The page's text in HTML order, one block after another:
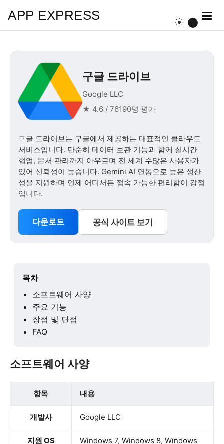
APP EXPRESS
구글 드라이브
Google LLC
★ 4.6 / 76190명 평가
구글 드라이브는 구글에서 제공하는 대표적인 클라우드
서비스입니다. 단순히 데이터 보관 기능과 함께 실시간
협업, 문서 관리까지 아우르며 전 세계 수많은 사용자가
있어 신뢰성이 높습니다. Gemini AI 연동으로 높은 생산
성을 지원하며 언제 어디서든 접속 가능한 편리함이 강점
입니다.
다운로드 공식 사이트 보기
목차
소프트웨어 사양
주요 기능
장점 및 단점
FAQ
소프트웨어 사양
항목 내용
개발사 Google LLC
지원 OS
Windows 7, Windows 8, Windows